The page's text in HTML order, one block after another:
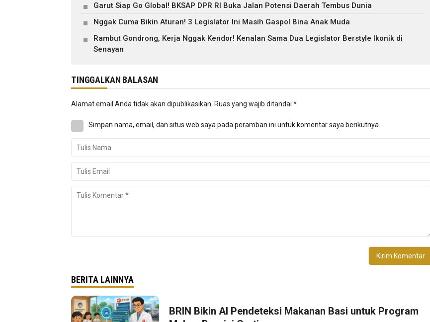
Garut Siap Go Global! BKSAP DPR RI Buka Jalan Potensi Daerah Tembus Dunia
Nggak Cuma Bikin Aturan! 3 Legislator Ini Masih Gaspol Bina Anak Muda
Rambut Gondrong, Kerja Nggak Kendor! Kenalan Sama Dua Legislator Berstyle Ikonik di
Senayan
TINGGALKAN BALASAN
Alamat email Anda tidak akan dipublikasikan. Ruas yang wajib ditandai *
Simpan nama, email, dan situs web saya pada peramban ini untuk komentar saya berikutnya.
BERITA LAINNYA
BRIN Bikin AI Pendeteksi Makanan Basi untuk Program